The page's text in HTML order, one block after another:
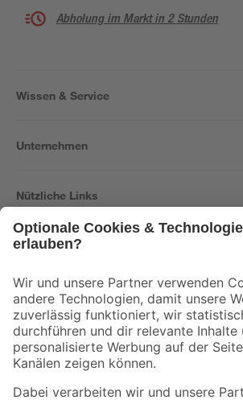
Abholung im Markt in 2 Stunden
Wissen & Service
Unternehmen
Nützliche Links
Der toom Newsletter: Keine Angebote und Aktionen
Zur Newsletter Anmeldung
Folge uns